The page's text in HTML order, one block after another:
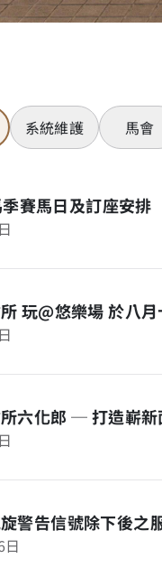
系統維護 馬會
賽馬日及訂座安排
玩@悠樂場 於八
六化郎 ─ 打造嶄新
警告信號除下後之